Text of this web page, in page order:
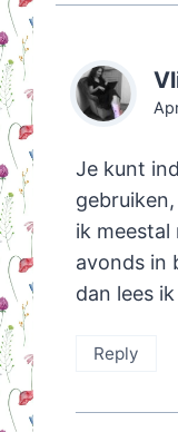
Je kunt
ik meestal
avonds in
dan lees
Reply